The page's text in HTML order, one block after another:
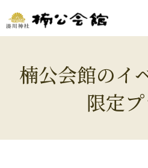
楠公会館のイ
限定